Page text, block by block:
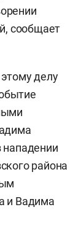
сообщает
делу
нападении
района
и Вадима